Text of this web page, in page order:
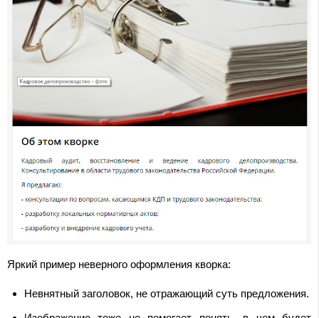
Яркий пример неверного оформления кворка:
Невнятный заголовок, не отражающий суть предложения.